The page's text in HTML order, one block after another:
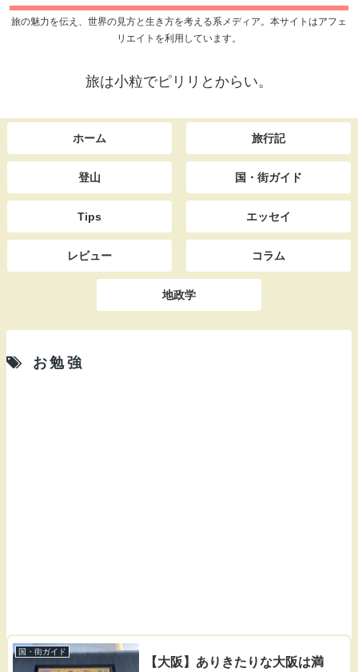
旅の魅力を伝え、世界の見方と生き方を考える系メディア。本サイトはアフェ
リエイトを利用しています。
旅は小粒でピリリとからい。
ホーム 旅行記
登山 国・街ガイド
Tips エッセイ
レビュー コラム
地政学
お勉強
国・街ガイド
【大阪】ありきたりな大阪は満